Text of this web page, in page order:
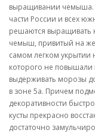
выращивании чемыша.
части России и всех
решаются выращивать
чемыш, привитый на
самом легком укрытии
которого не
выдерживать морозы
в зоне 5а. Причем
декоративности
кусты прекрасно
достаточно